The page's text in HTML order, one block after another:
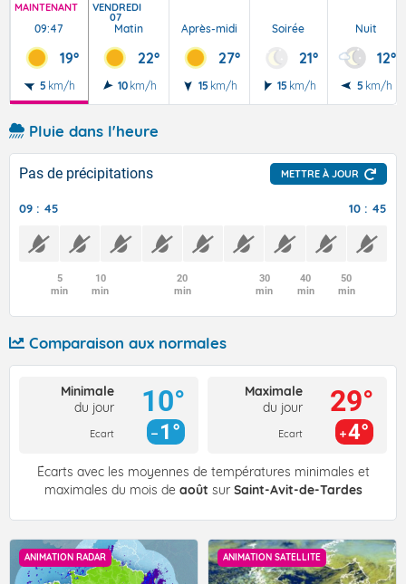
MAINTENANT
09:47
19°
5 km/h
VENDREDI
07
Matin
22°
10 km/h
Après-midi
27°
15 km/h
Soirée
21°
15 km/h
Nuit
12°
5 km/h
Pluie dans l'heure
Pas de précipitations METTRE À JOUR
09 : 45 10 : 45
5
min
10
min
20
min
30
min
40
min
50
min
Comparaison aux normales
Minimale
du jour
Ecart
10°
1°
Maximale
du jour
Ecart
29°
4°
Écarts avec les moyennes de températures minimales et
maximales du mois de août sur Saint-Avit-de-Tardes
ANIMATION RADAR ANIMATION SATELLITE